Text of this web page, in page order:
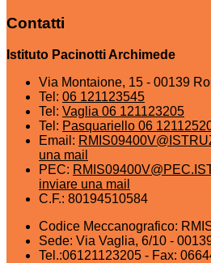
Contatti
Istituto Pacinotti Archimede
Via Montaione, 15 - 00139
Tel: 06 121123545
Tel: Vaglia 06 121123205
Tel: Pasquariello 06
Email:
una mail
PEC:
inviare una mail
C.F.: 80194510584
Codice Meccanografico:
Sede: Via Vaglia, 6/10 -
Tel.:06121123205 - Fax: